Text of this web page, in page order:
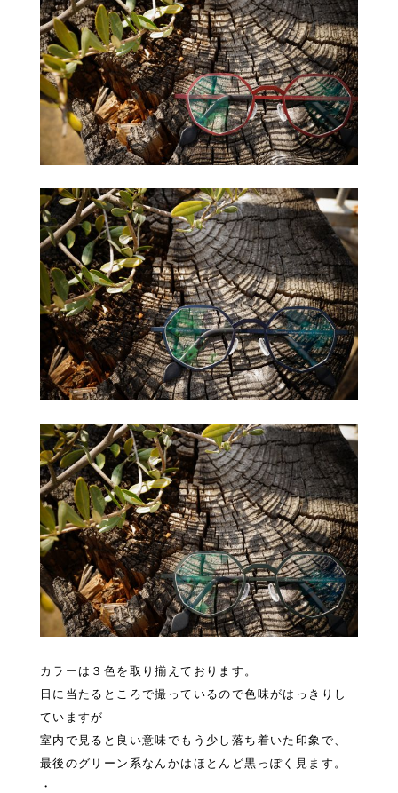
カラーは３色を取り揃えております。
日に当たるところで撮っているので色味がはっきりし
ていますが
室内で見ると良い意味でもう少し落ち着いた印象で、
最後のグリーン系なんかはほとんど黒っぽく見ます。
・